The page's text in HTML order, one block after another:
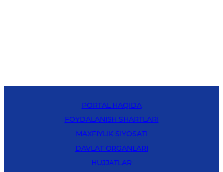
PORTAL HAQIDA
FOYDALANISH SHARTLARI
MAXFIYLIK SIYOSATI
DAVLAT ORGANLARI
HUJJATLAR